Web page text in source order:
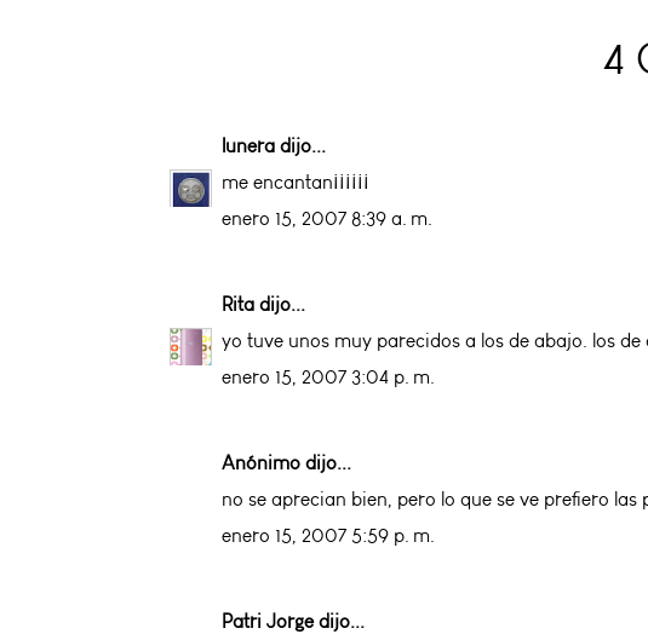
4
lunera dijo...
me encantan¡¡¡¡¡¡
enero 15, 2007 8:39 a. m.
Rita dijo...
yo tuve unos muy parecidos a los de abajo. los
enero 15, 2007 3:04 p. m.
Anónimo dijo...
no se aprecian bien, pero lo que se ve prefiero las
enero 15, 2007 5:59 p. m.
Patri Jorgedijo...